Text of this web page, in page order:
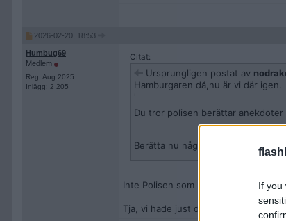
If you
2026-02-20, 18:53
Humbug69
Medlem
Reg: Aug 2025
Inlägg: 2 205
Citat:
Ursprungligen postat av
Hamburgaren då,nu är vi där igen.
'
Du tror polisen berättar
Berätta nu någon känd aneldot
Inte Polisen som myndighet. Detta
Tja, vi hade just den tjäntlediga